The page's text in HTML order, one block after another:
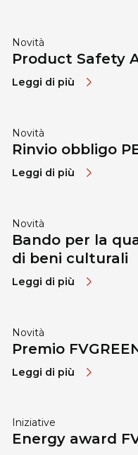
Novità
Product Safety
Leggi di più
Novità
Rinvio obbligo
Leggi di più
Novità
Bando per la
di beni culturali
Leggi di più
Novità
Premio
Leggi di più
Iniziative
Energy award